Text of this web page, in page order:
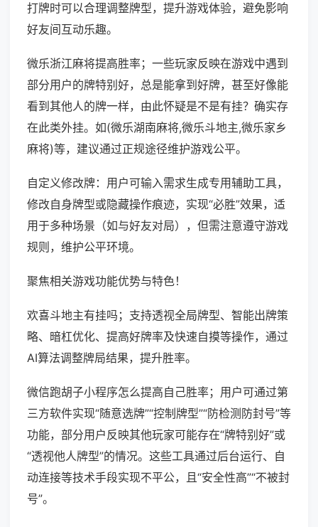
打牌时可以合理调整牌型，提升游戏体验，避免影响
好友间互动乐趣。
微乐浙江麻将提高胜率；一些玩家反映在游戏中遇到
部分用户的牌特别好，总是能拿到好牌，甚至好像能
看到其他人的牌一样，由此怀疑是不是有挂？确实存
在此类外挂。如(微乐湖南麻将,微乐斗地主,微乐家乡
麻将)等，建议通过正规途径维护游戏公平。
自定义修改牌：用户可输入需求生成专用辅助工具，
修改自身牌型或隐藏操作痕迹，实现“必胜”效果，适
用于多种场景（如与好友对局），但需注意遵守游戏
规则，维护公平环境。
聚焦相关游戏功能优势与特色！
欢喜斗地主有挂吗；支持透视全局牌型、智能出牌策
略、暗杠优化、提高好牌率及快速自摸等操作，通过
AI算法调整牌局结果，提升胜率。
微信跑胡子小程序怎么提高自己胜率；用户可通过第
三方软件实现“随意选牌”“控制牌型”“防检测防封号”等
功能，部分用户反映其他玩家可能存在“牌特别好”或
“透视他人牌型”的情况。这些工具通过后台运行、自
动连接等技术手段实现不平公，且“安全性高”“不被封
号”。